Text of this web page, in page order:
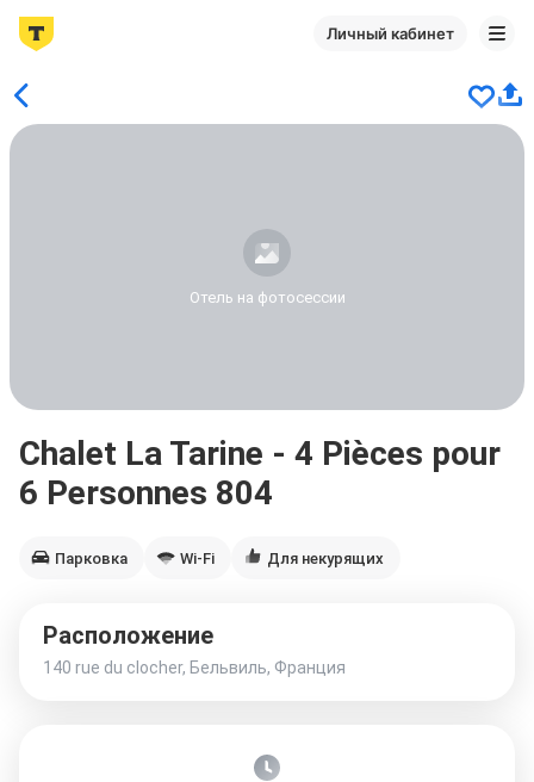
Личный кабинет
Отель на фотосессии
Chalet La Tarine - 4 Pièces pour
6 Personnes 804
Парковка Wi-Fi Для некурящих
Расположение
140 rue du clocher, Бельвиль, Франция